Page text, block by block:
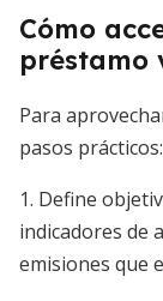
Cómo
préstamo
Para
pasos prácticos:
1. Define
indicadores de
emisiones que